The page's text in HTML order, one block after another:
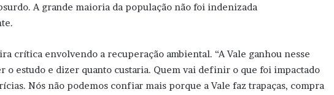
A grande maioria da população não foi indenizada
crítica envolvendo a recuperação ambiental. “A Vale ganhou nesse
o estudo e dizer quanto custaria. Quem vai definir o que foi impactado
Nós não podemos confiar mais porque a Vale faz trapaças, compra